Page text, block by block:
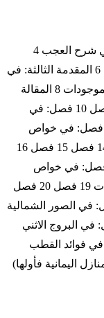
1 مقدمة المؤلف 2 فصل 3 المقدمة الأولى: في شرح العجب 4
المقدمة الثانية: في تقسيم المخلوقات 5 فصل 6 المقدمة الثالثة: في
معنى الغريب 7 المقدمة الرابعة: في تقسيم الموجودات 8 المقالة
الأولى: في العلويات والنظر فيها في أمور 9 فصل 10 فصل: في
زيادة ضوئه ونقصانه 11 فصل: في خسوفه 12 فصل: في خواص
القمر وتأثيراته العجيبة 13 خاتمة: في المجرة 14 فصل 15 فصل 16
في الشمس 17 فصل: في كسوفها 18 فصل: في خواص
الشمس وعجيب تأثيرها في العلويات والسفليات 19 فصل 20 فصل
في الكواكب الثابتة 23 فصل: في الصور الشمالية
القطب الشمالي 25 فصل: في البروج الاثني
الجنوبية 27 فصل: في فوائد القطب
القمر 29 (وأما المنازل اليمانية فأولها)